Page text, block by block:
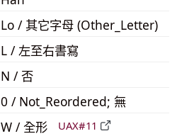
Lo / 其它字母 (Other_Letter)
L / 左至右書寫
N / 否
0 / Not_Reordered; 無
W / 全形 UAX#11